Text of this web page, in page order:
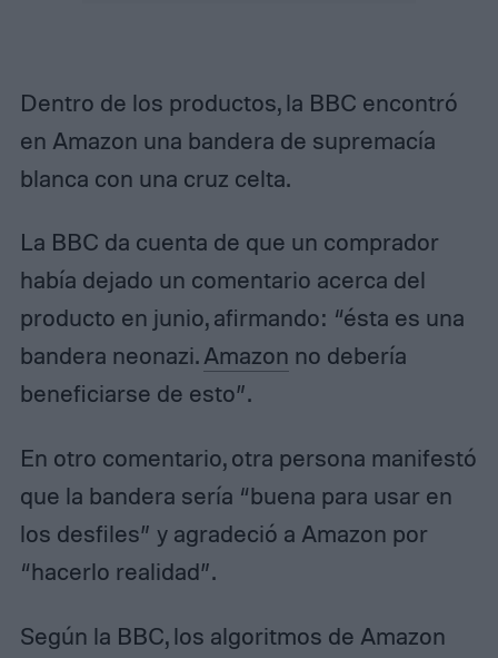
Dentro de los productos, la BBC encontró
en Amazon una bandera de supremacía
blanca con una cruz celta.
La BBC da cuenta de que un comprador
había dejado un comentario acerca del
producto en junio, afirmando: “ésta es una
bandera neonazi.Amazon no debería
beneficiarse de esto”.
En otro comentario, otra persona manifestó
que la bandera sería “buena para usar en
los desfiles” y agradeció a Amazon por
“hacerlo realidad”.
Según la BBC, los algoritmos de Amazon